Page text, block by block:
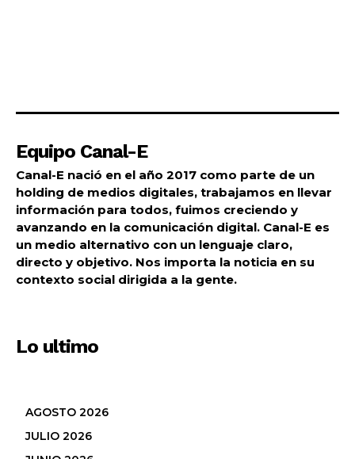
Equipo Canal-E
Canal-E nació en el año 2017 como parte de un
holding de medios digitales, trabajamos en llevar
información para todos, fuimos creciendo y
avanzando en la comunicación digital. Canal-E es
un medio alternativo con un lenguaje claro,
directo y objetivo. Nos importa la noticia en su
contexto social dirigida a la gente.
Lo ultimo
AGOSTO 2026
JULIO 2026